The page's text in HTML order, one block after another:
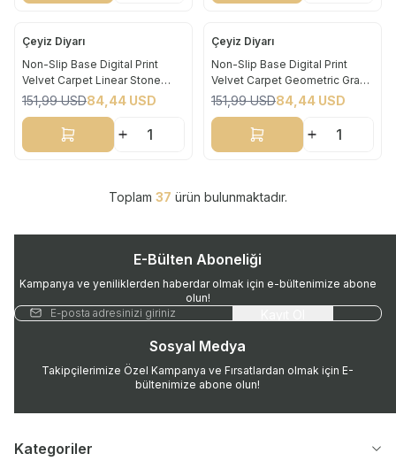
Yeni
%44
Çeyiz Diyarı
Non-Slip Base Digital Print
Velvet Carpet Linear Stone
Gray 160x230 cm
151,99USD84,44 USD
Sepete Ekle
Yeni
%44
Çeyiz Diyarı
Non-Slip Base Digital Print
Velvet Carpet Geometric Gray
160x230 cm
151,99USD84,44 USD
Sepete Ekle
Toplam 37 ürün bulunmaktadır.
E-Bülten Aboneliği
Kampanya ve yeniliklerden haberdar olmak için e-bültenimize abone
olun!
Sosyal Medya
Takipçilerimize Özel Kampanya ve Fırsatlardan olmak için E-
bültenimize abone olun!
Kategoriler